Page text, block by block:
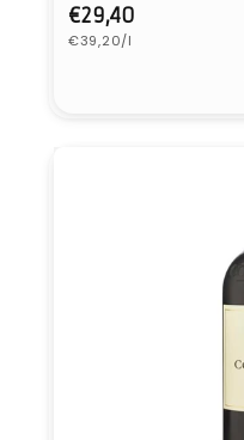
Normale
prijs
€29,40
Eenheidsprijs
€39,20/l